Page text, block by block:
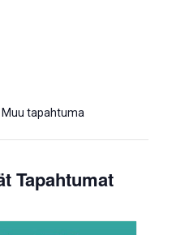
Muu tapahtuma
Tapahtumat